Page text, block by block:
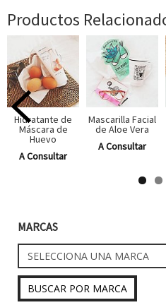
MARCAS
Productos
Hidratante de
Máscara de
Huevo
A Consultar
Mascarilla Facial
de Aloe Vera
A Consultar